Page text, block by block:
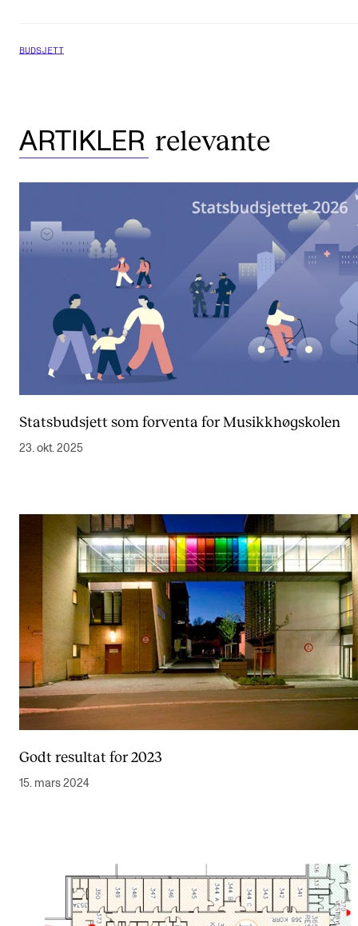
BUDSJETT
ARTIKLER relevante
Statsbudsjett som forventa for Musikkhøgskolen
23. okt. 2025
Godt resultat for 2023
15. mars 2024